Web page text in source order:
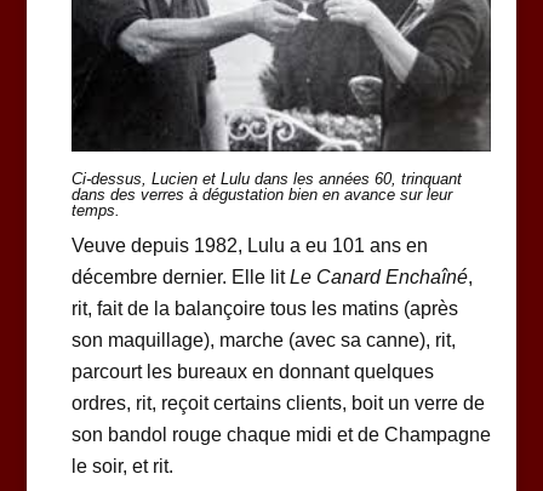
Ci-dessus, Lucien et Lulu dans les années 60, trinquant
dans des verres à dégustation bien en avance sur leur
temps.
Veuve depuis 1982, Lulu a eu 101 ans en
décembre dernier. Elle litLe Canard Enchaîné,
rit, fait de la balançoire tous les matins (après
son maquillage), marche (avec sa canne), rit,
parcourt les bureaux en donnant quelques
ordres, rit, reçoit certains clients, boit un verre de
son bandol rouge chaque midi et de Champagne
le soir, et rit.